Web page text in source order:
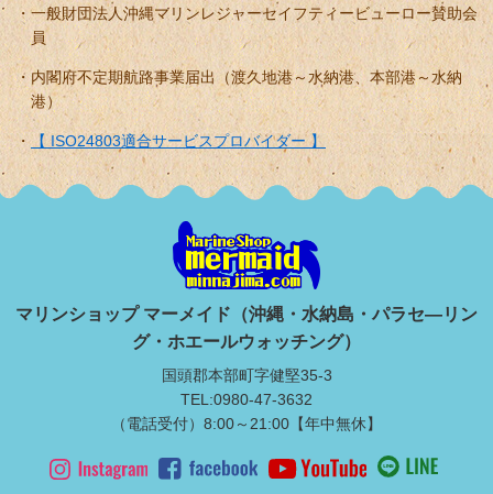
一般財団法人沖縄マリンレジャーセイフティービューロー賛助会
員
内閣府不定期航路事業届出（渡久地港～水納港、本部港～水納
港）
【 ISO24803適合サービスプロバイダー 】
マリンショップ マーメイド（沖縄・水納島・パラセ―リン
グ・ホエールウォッチング）
国頭郡本部町字健堅35-3
TEL:0980-47-3632
（電話受付）8:00～21:00【年中無休】